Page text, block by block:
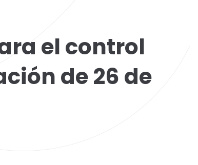
el control
de 26 de